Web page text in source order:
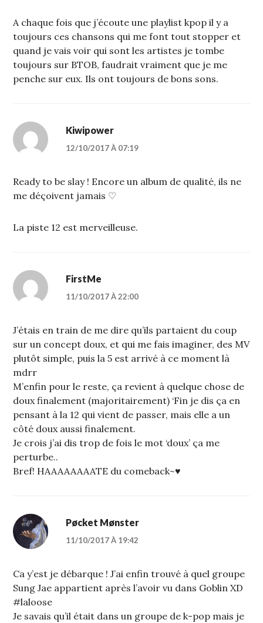
A chaque fois que j’écoute une playlist kpop il y a
toujours ces chansons qui me font tout stopper et
quand je vais voir qui sont les artistes je tombe
toujours sur BTOB, faudrait vraiment que je me
penche sur eux. Ils ont toujours de bons sons.
Kiwipower
12/10/2017 À 07:19
Ready to be slay ! Encore un album de qualité, ils ne
me déçoivent jamais ♡
La piste 12 est merveilleuse.
FirstMe
11/10/2017 À 22:00
J’étais en train de me dire qu’ils partaient du coup
sur un concept doux, et qui me fais imaginer, des MV
plutôt simple, puis la 5 est arrivé à ce moment là
mdrr
M’enfin pour le reste, ça revient à quelque chose de
doux finalement (majoritairement) ‘Fin je dis ça en
pensant à la 12 qui vient de passer, mais elle a un
côté doux aussi finalement.
Je crois j’ai dis trop de fois le mot ‘doux’ ça me
perturbe..
Bref! HAAAAAAAATE du comeback~♥
Pøcket Mønster
11/10/2017 À 19:42
Ca y’est je débarque ! J’ai enfin trouvé à quel groupe
Sung Jae appartient après l’avoir vu dans Goblin XD
#laloose
Je savais qu’il était dans un groupe de k-pop mais je